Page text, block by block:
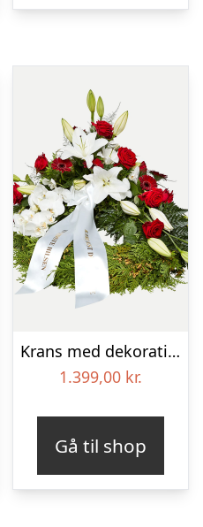
Krans med dekoration i klassisk stil – rød og hvid – med bånd
1.399,00 kr.
Gå til shop